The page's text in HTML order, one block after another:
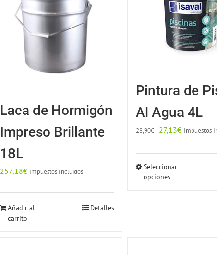
Laca de Hormigón
Impreso Brillante
18L
257,18€ Impuestos Incluidos
Añadir al
carrito
Detalles
Pintura de
Al Agua 4L
28,90€ El
original
era:
28,90€.
27,13€El
actual
Impuestos
Seleccionar
opciones